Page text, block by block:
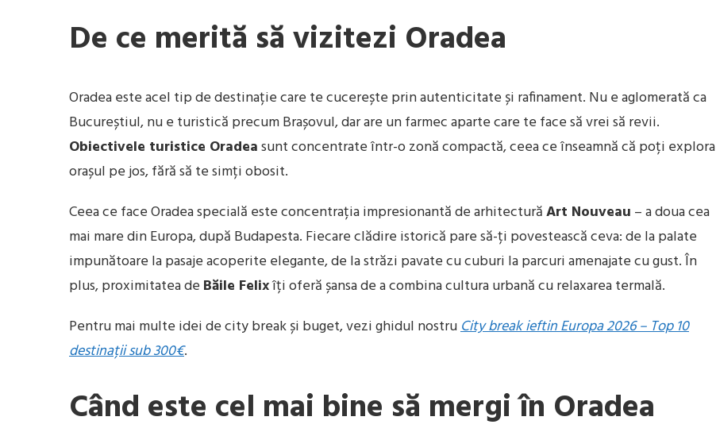
De ce merită să vizitezi Oradea
Oradea este acel tip de destinație care te cucerește prin autenticitate și rafinament. Nu e aglomerată ca
Bucureștiul, nu e turistică precum Brașovul, dar are un farmec aparte care te face să vrei să revii.
Obiectivele turistice Oradeasunt concentrate într-o zonă compactă, ceea ce înseamnă că poți explora
orașul pe jos, fără să te simți obosit.
Ceea ce face Oradea specială este concentrația impresionantă de arhitecturăArt Nouveau – a doua cea
mai mare din Europa, după Budapesta. Fiecare clădire istorică pare să-ți povestească ceva: de la palate
impunătoare la pasaje acoperite elegante, de la străzi pavate cu cuburi la parcuri amenajate cu gust. În
plus, proximitatea de Băile Felixîți oferă șansa de a combina cultura urbană cu relaxarea termală.
Pentru mai multe idei de city break și buget, vezi ghidul nostruCity break ieftin Europa 2026 – Top 10
destinații sub 300€.
Când este cel mai bine să mergi în Oradea